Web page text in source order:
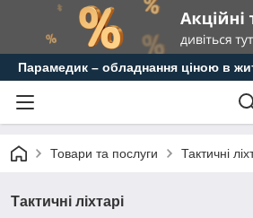
Парамедик – обладнання ціною в
Товари та послуги Тактичні
Тактичні ліхтарі